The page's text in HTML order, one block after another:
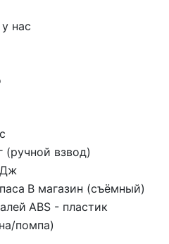
нас
(ручной взвод)
В магазин (съёмный)
ABS - пластик
помпа)